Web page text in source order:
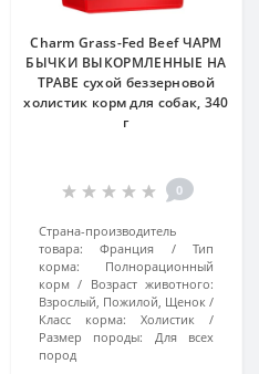
Charm Grass-Fed Beef ЧАРМ
БЫЧКИ ВЫКОРМЛЕННЫЕ НА
ТРАВЕ сухой беззерновой
холистик корм для собак, 340
г
0
Страна-производитель
товара:
Франция
Тип
корма:
Полнорационный
корм
Возраст животного:
Взрослый, Пожилой, Щенок
Класс корма:
Холистик
Размер породы:
Для всех
пород